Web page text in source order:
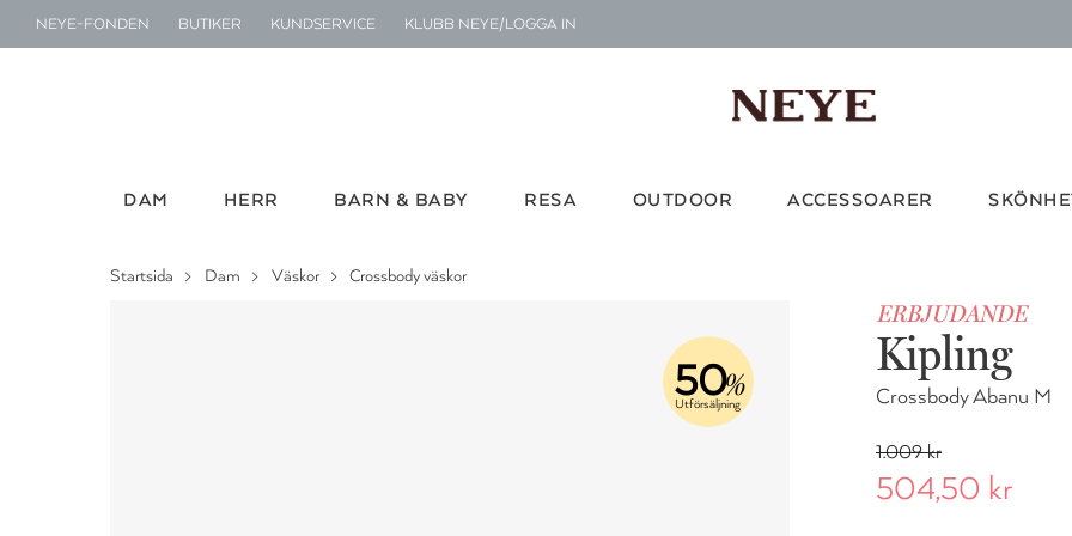
NEYE-FONDEN BUTIKER KUNDSERVICE KLUBB NEYE/LOGGA IN
Vi
DAM HERR BARN & BABY RESA OUTDOOR ACCESSOARER
Startsida Dam Väskor Crossbody väskor
50%
Utförsäljning
ERBJUDANDE
Kipling
Crossbody Abanu M
1.009 kr
504,50 kr